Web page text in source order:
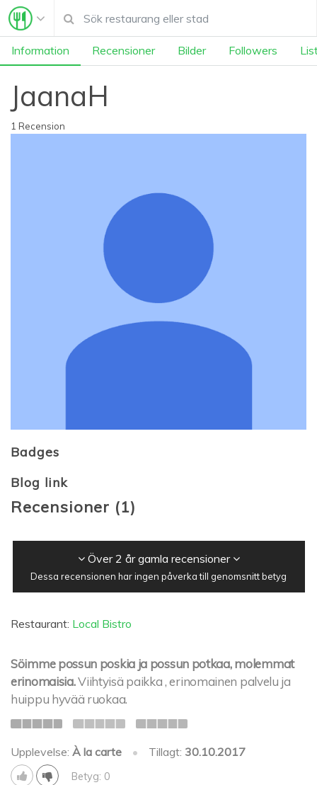
Information Recensioner Bilder Followers
JaanaH
1 Recension
Badges
Blog link
Recensioner (1)
Över 2 år gamla recensioner
Dessa recensionen har ingen påverka till genomsnitt betyg
Restaurant: Local Bistro
Söimme possun poskia ja possun potkaa, molemmat
erinomaisia.Viihtyisä paikka , erinomainen palvelu ja
huippu hyvää ruokaa.
Upplevelse: À la carte • Tillagt: 30.10.2017
Betyg: 0